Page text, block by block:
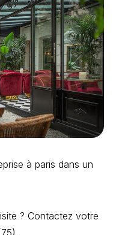
? Contactez votre